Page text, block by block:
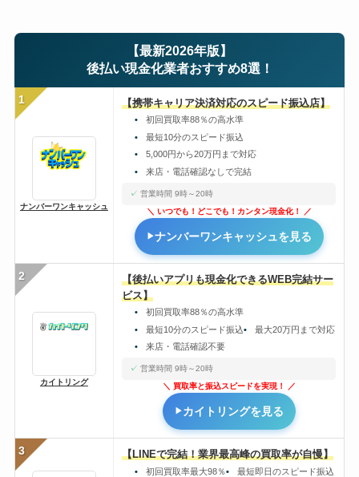
【最新2026年版】
後払い現金化業者おすすめ8選！
1
ナンバーワンキャッシュ
【携帯キャリア決済対応のスピード振込店】
初回買取率88％の高水準
最短10分のスピード振込
5,000円から20万円まで対応
来店・電話確認なしで完結
営業時間 9時～20時
いつでも！どこでも！カンタン現金化！
ナンバーワンキャッシュを見る
2
カイトリング
【後払いアプリも現金化できるWEB完結サー
ビス】
初回買取率88％の高水準
最短10分のスピード振込
最大20万円まで対応
来店・電話確認不要
営業時間 9時～20時
買取率と振込スピードを実現！
カイトリングを見る
3 【LINEで完結！業界最高峰の買取率が自慢】
初回買取率最大98％
最短即日のスピード振込